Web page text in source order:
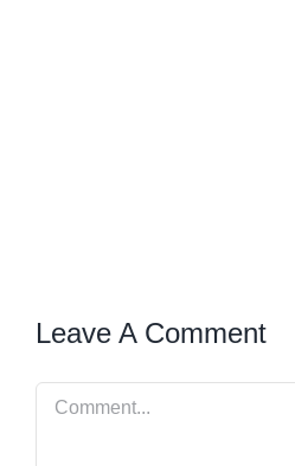
Leave A Comment
Comment